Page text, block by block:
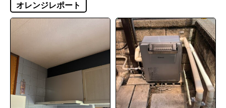
オレンジレポート